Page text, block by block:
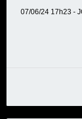
07/06/24 17h23 -